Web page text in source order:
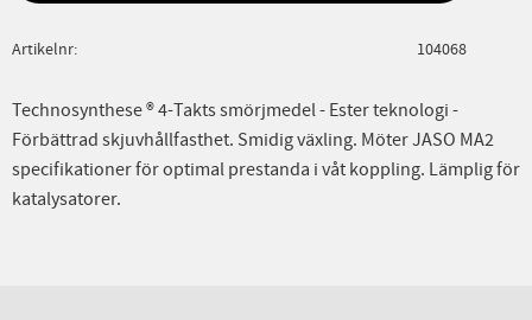
Artikelnr 104068
Technosynthese ® 4-Takts smörjmedel - Ester teknologi -
Förbättrad skjuvhållfasthet. Smidig växling. Möter JASO MA2
specifikationer för optimal prestanda i våt koppling. Lämplig för
katalysatorer.